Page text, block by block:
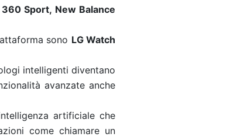
Sport, New Balance
sono LG Watch
intelligenti diventano
avanzate anche
artificiale che
come chiamare un